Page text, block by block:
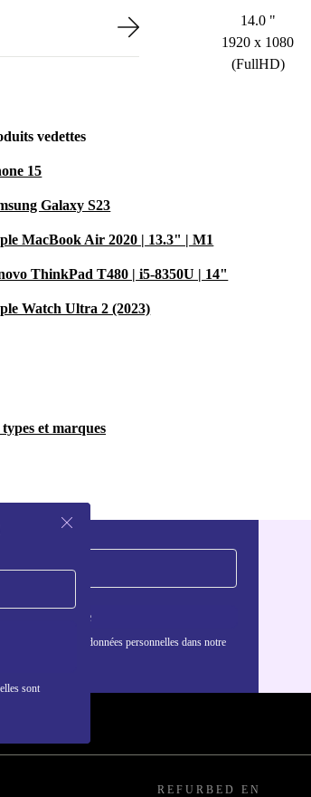
14.0 "
1920 x 1080
(FullHD)
vedettes
15
Galaxy S23
MacBook Air 2020 | 13.3" | M1
ThinkPad T480 | i5-8350U | 14"
Watch Ultra 2 (2023)
et marques
sont
S'inscrire
l'utilisation des données personnelles dans notre
REFURBED EN